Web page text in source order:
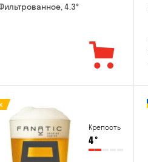
4.3°
Крепость
4°